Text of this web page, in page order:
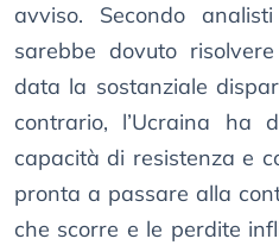
avviso. Secondo
sarebbe dovuto
data la sostanziale
contrario, l’Ucraina ha
capacità di resistenza e
pronta a passare alla
che scorre e le perdite